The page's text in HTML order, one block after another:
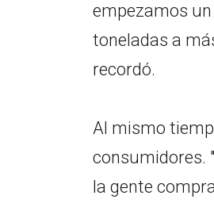
empezamos
toneladas a
recordó.
Al mismo
consumidores.
la gente